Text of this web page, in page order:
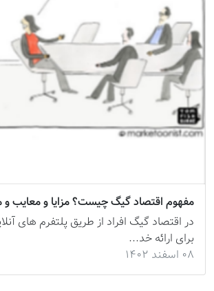
مفهوم اقتصاد گیگ چیست؟ مزایا و معایب و
در اقتصاد گیگ افراد از طریق پلتفرم های
برای ارائه خد...
۰۸ اسفند ۱۴۰۲